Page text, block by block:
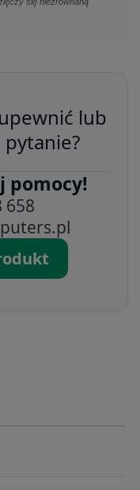
lub
pomocy!
658